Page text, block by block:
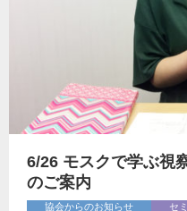
6/26 モスクで学ぶ視
のご案内
協会からのお知らせ セ